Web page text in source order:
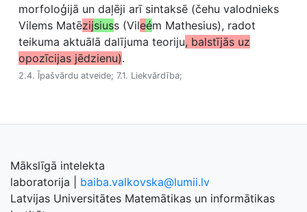
morfoloģijā un daļēji arī sintaksē (čehu valodnieks
Vilems Matēzijsiuss (Vileém Mathesius), radot
teikuma aktuālā dalījuma teoriju, balstījās uz
opozīcijas jēdzienu).
2.4. Īpašvārdu atveide; 7.1. Liekvārdība;
Mākslīgā intelekta
laboratorija
baiba.valkovska@lumii.lv
Latvijas Universitātes Matemātikas un informātikas